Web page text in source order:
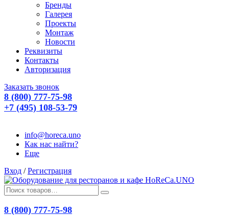
Бренды
Галерея
Проекты
Монтаж
Новости
Реквизиты
Контакты
Авторизация
Заказать звонок
8 (800) 777-75-98
+7 (495) 108-53-79
info@horeca.uno
Как нас найти?
Еще
Вход / Регистрация
8 (800) 777-75-98